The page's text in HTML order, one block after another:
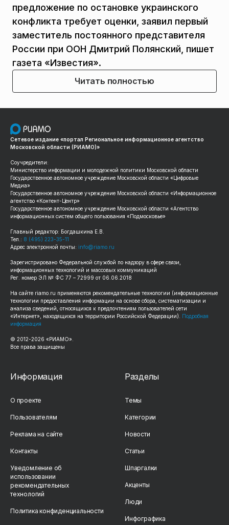
предложение по остановке украинского
конфликта требует оценки, заявил первый
заместитель постоянного представителя
России при ООН Дмитрий Полянский, пишет
газета «Известия».
Читать полностью
Сетевое издание «портал Региональное информационное агентство
Московской области (РИАМО)»
Соучредители:
Министерство информации и молодежной политики Московской области
Государственное автономное учреждение Московской области «Цифровые
Медиа»
Государственное автономное учреждение Московской области «Информационное
агентство «Контент-Центр»
Государственное автономное учреждение Московской области «Агентство
информационных систем общего пользования «Подмосковье»
Главный редактор: Богдашкина Е.В.
Тел.: 8 (495) 223-35-11
Адрес электронной почты: info@riamo.ru
Зарегистрировано Федеральной службой по надзору в сфере связи,
информационных технологий и массовых коммуникаций
Рег. номер ЭЛ № ФС 77 – 72999 от 06.06.2018
На сайте riamo.ru применяются рекомендательные технологии (информационные
технологии предоставления информации на основе сбора, систематизации и
анализа сведений, относящихся к предпочтениям пользователей сети
«Интернет», находящихся на территории Российской Федерации).
Подробная
информация
© 2012-2026 «РИАМО».
Все права защищены
Информация
О проекте
Пользователям
Реклама на сайте
Контакты
Уведомление об
использовании
рекомендательных
технологий
Политика конфиденциальности
Разделы
Темы
Категории
Новости
Статьи
Шпаргалки
Акценты
Люди
Инфографика